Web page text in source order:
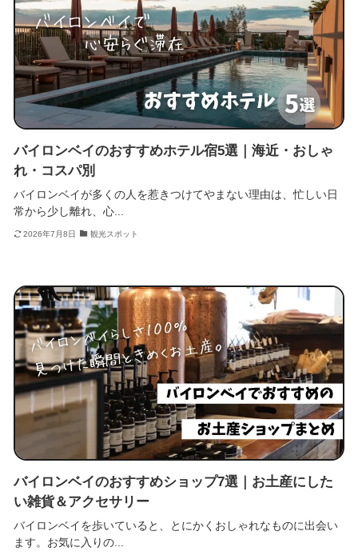
バイロンベイのおすすめホテル宿5選｜海近・おしゃ
れ・コスパ別
バイロンベイが多くの人を惹きつけてやまない理由は、忙しい日
常から少し離れ、心...
2026年7月8日 観光スポット
バイロンベイのおすすめショップ7選｜お土産にした
い雑貨＆アクセサリー
バイロンベイを歩いていると、とにかくおしゃれなものに出会い
ます。お気に入りの...